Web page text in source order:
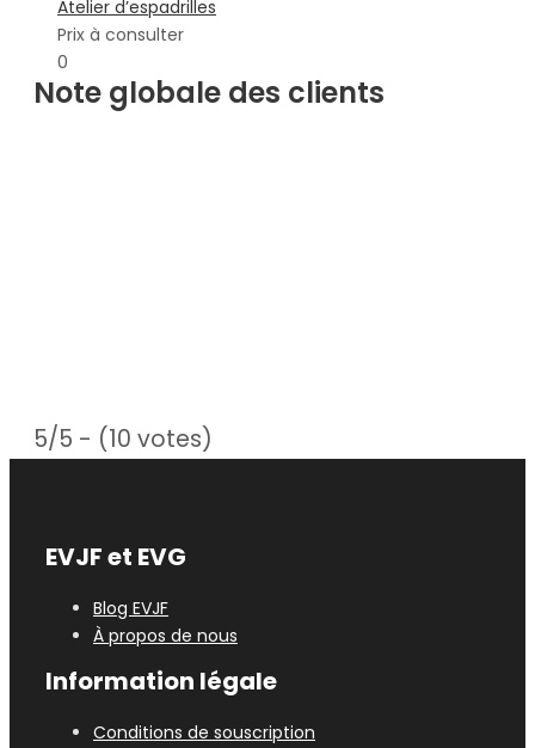
Atelier d’espadrilles
Prix à consulter
0
Note globale des clients
5/5 - (10 votes)
EVJF et EVG
Blog EVJF
À propos de nous
Information légale
Conditions de souscription